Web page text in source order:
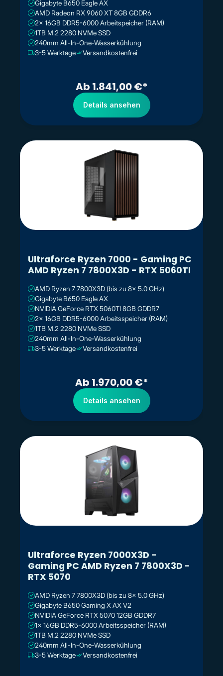
Gigabyte B650 Eagle AX
AMD Radeon RX 9060 XT 8GB GDDR6
2x 16GB DDR5-6000 Arbeitspeicher (RAM)
1TB M.2 2280 NVMe SSD
240mm All-In-One-Wasserkühlung
3-5 Werktage
Versandkostenfrei
Ab 1.841,00 €*
Details ansehen
Ultraforce Ryzen 7000 - Gaming PC
AMD Ryzen 7 7800X3D - RTX 5060TI
AMD Ryzen 7 7800X3D (bis zu 8x 5.0 GHz)
Gigabyte B650 Eagle AX
NVIDIA GeForce RTX 5060TI 8GB GDDR7
2x 16GB DDR5-6000 Arbeitsspeicher (RAM)
1TB M.2 2280 NVMe SSD
240mm All-In-One-Wasserkühlung
3-5 Werktage
Versandkostenfrei
Ab 1.970,00 €*
Details ansehen
Ultraforce Ryzen 7000X3D -
Gaming PC AMD Ryzen 7 7800X3D -
RTX 5070
AMD Ryzen 7 7800X3D (bis zu 8x 5.0 GHz)
Gigabyte B650 Gaming X AX V2
NVIDIA GeForce RTX 5070 12GB GDDR7
1x 16GB DDR5-6000 Arbeitsspeicher (RAM)
1TB M.2 2280 NVMe SSD
240mm All-In-One-Wasserkühlung
3-5 Werktage
Versandkostenfrei